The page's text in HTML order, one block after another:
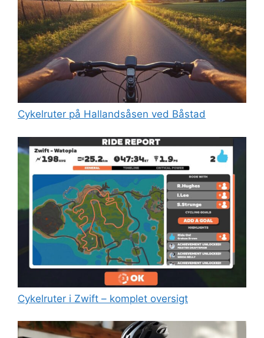
Cykelruter på Hallandsåsen ved Båstad
Cykelruter i Zwift – komplet oversigt